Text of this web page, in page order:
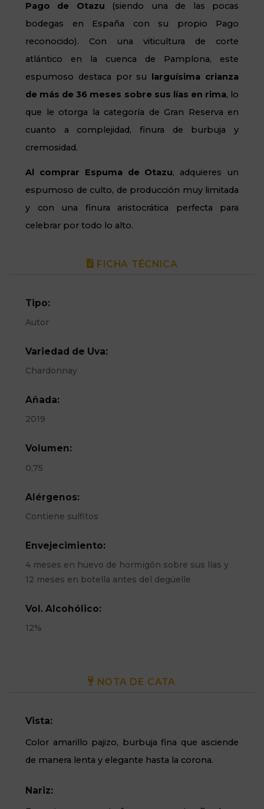
Pago de Otazu (siendo una de las pocas
bodegas en España con su propio Pago
reconocido). Con una viticultura de corte
atlántico en la cuenca de Pamplona, este
espumoso destaca por su
larguísima crianza
de más de 36 meses sobre sus lías en rima, lo
que le otorga la categoría de Gran Reserva en
cuanto a complejidad, finura de burbuja y
cremosidad.
Al comprar Espuma de Otazu, adquieres un
espumoso de culto, de producción muy limitada
y con una finura aristocrática perfecta para
celebrar por todo lo alto.
FICHA TÉCNICA
Tipo:
Autor
Variedad de Uva:
Chardonnay
Añada:
2019
Volumen:
0,75
Alérgenos:
Contiene sulfitos
Envejecimiento:
4 meses en huevo de hormigón sobre sus lías y
12 meses en botella antes del degüelle
Vol. Alcohólico:
12%
NOTA DE CATA
Vista:
Color amarillo pajizo, burbuja fina que asciende
de manera lenta y elegante hasta la corona.
Nariz: